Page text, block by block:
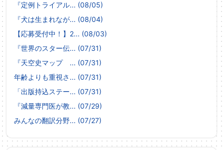
『定例トライアル... (08/05)
『犬は生まれなが... (08/04)
【応募受付中！】2... (08/03)
『世界のスター伝... (07/31)
『天空史マップ ... (07/31)
年齢よりも重視さ... (07/31)
「出版持込ステー... (07/31)
『減量専門医が教... (07/29)
みんなの翻訳分野... (07/27)